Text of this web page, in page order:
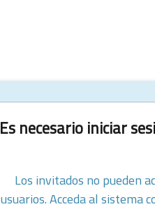
Es necesario iniciar
Los invitados no pueden
usuarios. Acceda al sistema